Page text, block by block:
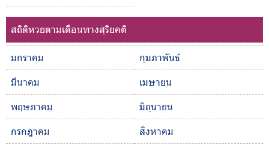
สถิติหวยตามเดือนทางสุริยคติ
มกราคม
กุมภาพันธ์
มีนาคม
เมษายน
พฤษภาคม
มิถุนายน
กรกฎาคม
สิงหาคม